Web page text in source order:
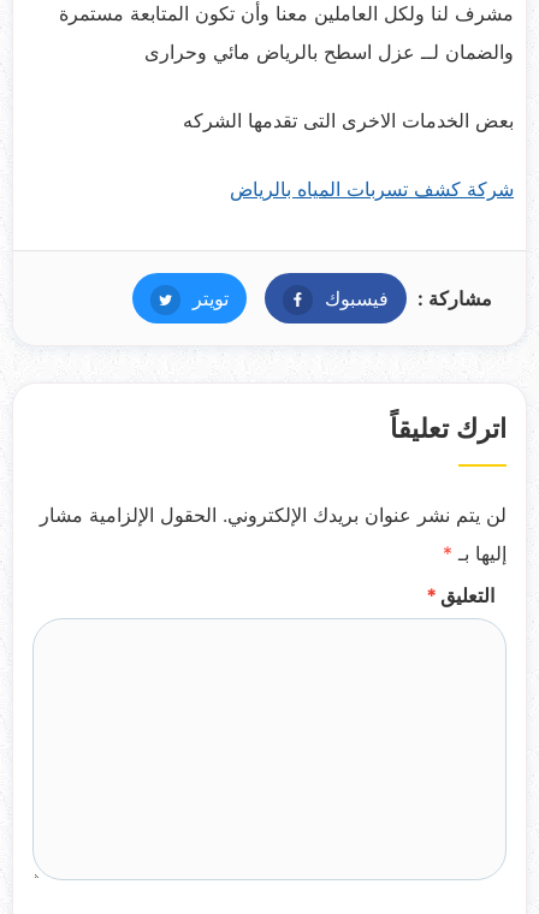
مشرف لنا ولكل العاملين معنا وأن تكون المتابعة مستمرة
والضمان لــ عزل اسطح بالرياض مائي وحرارى
بعض الخدمات الاخرى التى تقدمها الشركه
شركة كشف تسربات المياه بالرياض
مشاركة : فيسبوك فيسبوكتويتر تويتر
اترك تعليقاً
لن يتم نشر عنوان بريدك الإلكتروني. الحقول الإلزامية مشار
إليها بـ *
التعليق *